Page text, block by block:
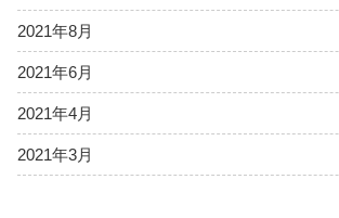
2021年8月
2021年6月
2021年4月
2021年3月